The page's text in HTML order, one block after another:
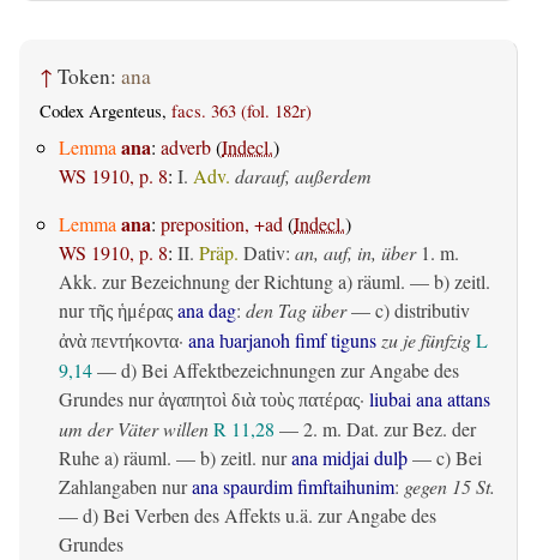
↑ Token: ana
Codex Argenteus, facs. 363 (fol. 182r)
Lemmaana: adverb(Indecl.)
WS 1910, p. 8: I. Adv. darauf, außerdem
Lemmaana: preposition, +ad(Indecl.)
WS 1910, p. 8: II. Präp. Dativ: an, auf, in, über1. m.
Akk. zur Bezeichnung der Richtunga)räuml. — b)zeitl.
nurτῆς ἡμέρας ana dag: den Tag über— c)distributiv
ἀνὰ πεντήκοντα· ana ƕarjanoh fimf tigunszu je fünfzigL
9,14— d) Bei Affektbezeichnungen zur Angabe des
Grundes nurἀγαπητοὶ διὰ τοὺς πατέρας· liubai ana attans
um der Väter willenR 11,28 — 2. m. Dat. zur Bez. der
Ruhea)räuml. — b)zeitl. nurana midjai dulþ— c) Bei
Zahlangaben nurana spaurdim fimftaihunim: gegen 15 St.
— d) Bei Verben des Affekts u.ä. zur Angabe des
Grundes